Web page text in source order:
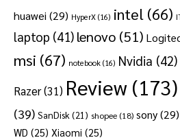
huawei (29) HyperX (16) intel (66)
laptop (41) lenovo (51)
msi (67) notebook (16) Nvidia (42)
Razer(31) Review (173)
(39) SanDisk (21) shopee (18) sony(29)
WD (25) Xiaomi (25)